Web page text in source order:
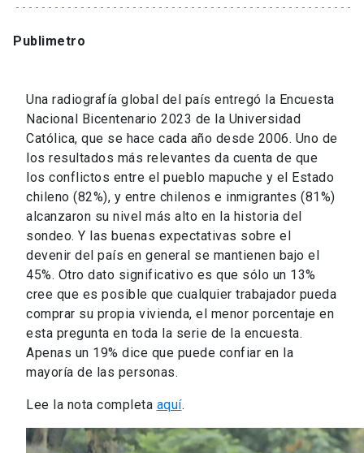
Publimetro
Una radiografía global del país entregó la Encuesta
Nacional Bicentenario 2023 de la Universidad
Católica, que se hace cada año desde 2006. Uno de
los resultados más relevantes da cuenta de que
los conflictos entre el pueblo mapuche y el Estado
chileno (82%), y entre chilenos e inmigrantes (81%)
alcanzaron su nivel más alto en la historia del
sondeo. Y las buenas expectativas sobre el
devenir del país en general se mantienen bajo el
45%. Otro dato significativo es que sólo un 13%
cree que es posible que cualquier trabajador pueda
comprar su propia vivienda, el menor porcentaje en
esta pregunta en toda la serie de la encuesta.
Apenas un 19% dice que puede confiar en la
mayoría de las personas.
Lee la nota completa aquí.